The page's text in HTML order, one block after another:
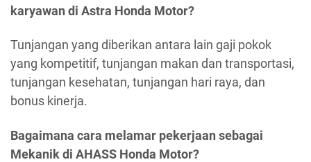
karyawan di Astra Honda Motor?
Tunjangan yang diberikan antara lain gaji pokok
yang kompetitif, tunjangan makan dan transportasi,
tunjangan kesehatan, tunjangan hari raya, dan
bonus kinerja.
Bagaimana cara melamar pekerjaan sebagai
Mekanik di AHASS Honda Motor?